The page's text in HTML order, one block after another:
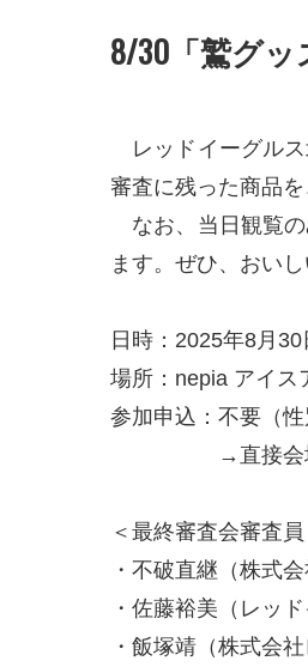
8/30「鷲グ
レッドイーグルス
審査に残った商品
なお、当日観覧の
ます。ぜひ、おい
日時：2025年8月
場所：nepia アイス
参加申込：不要（性
→直接会場に
＜最終審査会審査員
・不破直継（株式
・佐藤裕美（レッ
・飯塚靖（株式会